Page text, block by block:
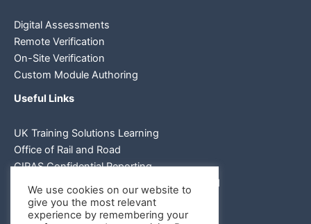
Digital Assessments
Remote Verification
On-Site Verification
Custom Module Authoring
Useful Links
UK Training Solutions Learning
Office of Rail and Road
CIRAS Confidential Reporting
RSSB - Railway Safety and Standards Board
We use cookies on our website to
give you the most relevant
experience by remembering your